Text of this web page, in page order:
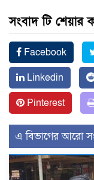
সংবাদ টি শেয়ার
Facebook
Linkedin
Pinterest
এ বিভাগের আরো